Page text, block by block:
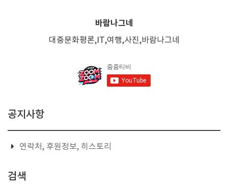
바람나그네
대중문화평론,IT,여행,사진,바람나그네
공지사항
연락처, 후원정보, 히스토리
검색